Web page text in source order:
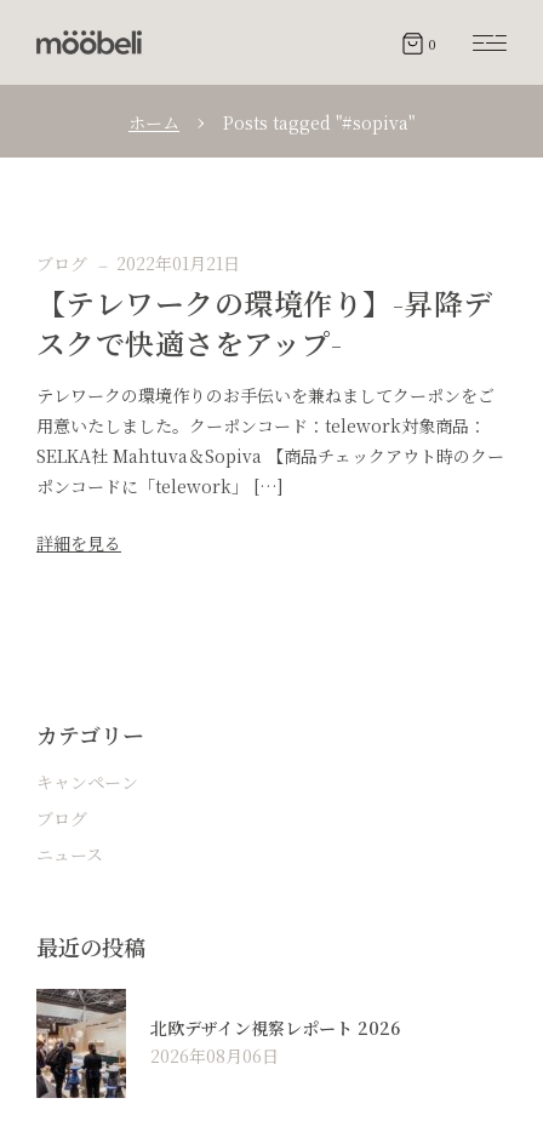
0
ホーム Posts tagged "#sopiva"
ブログ 2022年01月21日
【テレワークの環境作り】-昇降デ
スクで快適さをアップ-
テレワークの環境作りのお手伝いを兼ねましてクーポンをご
用意いたしました。クーポンコード：telework対象商品：
SELKA社 Mahtuva＆Sopiva 【商品チェックアウト時のクー
ポンコードに「telework」 […]
詳細を見る
カテゴリー
キャンペーン
ブログ
ニュース
最近の投稿
北欧デザイン視察レポート 2026
2026年08月06日